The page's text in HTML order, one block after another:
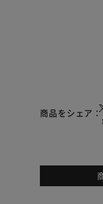
商品をシェア